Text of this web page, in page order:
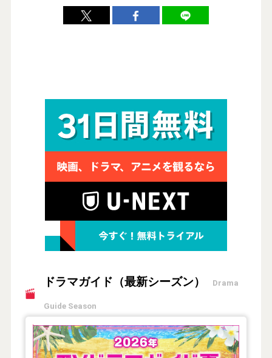
ドラマガイド（最新シーズン） Drama
Guide Season
【2026年夏】TVドラマガイド